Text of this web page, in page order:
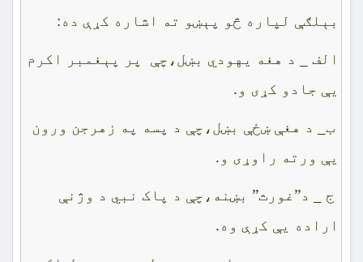
بېلګې لپاره څو پېښو ته اشاره کړې ده:
الف _ د هغه يهودي بښل،چې پر پېغمبر اکرم
يې جادو کړى و.
ب_ د هغې ښځې بښل،چې د پسه په زهرجن ورون
يې ورته راوړى و.
ج _ د”غورث” بښنه،چې د پاک نبي د وژنې
اراده يې کړې وه.